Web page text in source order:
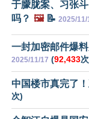
于朦胧案、习张
吗？ 🖼️📝 2025/11/
一封加密邮件爆
2025/11/17 (92,433
中国楼市真完了
次)